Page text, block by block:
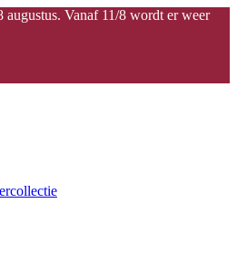
Vanaf 11/8 wordt er weer